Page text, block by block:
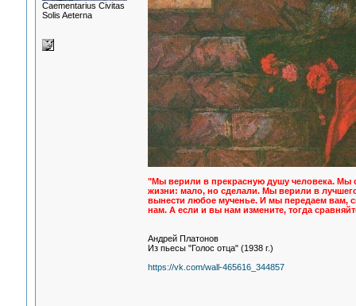
Сaementarius Civitas
Solis Aeterna
"Мы верили в прекрасную душу человека. Мы
жизни: мало, но сделали. Мы верили в
вынести любое мученье. И мы передаем вам,
нам. А если и вы нам измените, тогда
Андрей Платонов
Из пьесы "Голос отца" (1938 г.)
https://vk.com/wall-465616_344857